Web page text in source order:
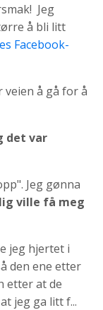
Jeg
å bli litt
Facebook-
veien å gå for å
det var
Jeg gønna
ville få meg
jeg hjertet i
den ene etter
etter at de
jeg ga litt f...